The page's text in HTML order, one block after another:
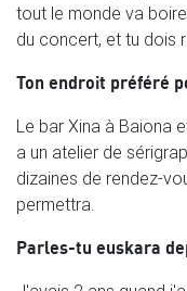
tout le monde va
du concert, et tu dois
Ton endroit préféré
Le bar Xina à Baiona
a un atelier de
dizaines de rendez-
permettra.
Parles-tu euskara